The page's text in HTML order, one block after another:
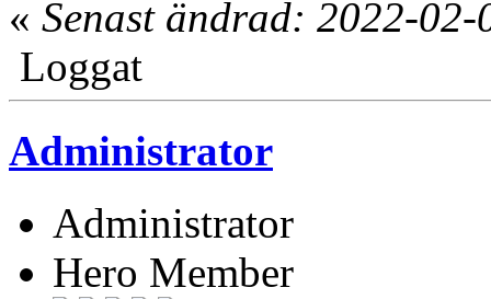
« Senast ändrad: 2022-
Loggat
Administrator
Administrator
Hero Member